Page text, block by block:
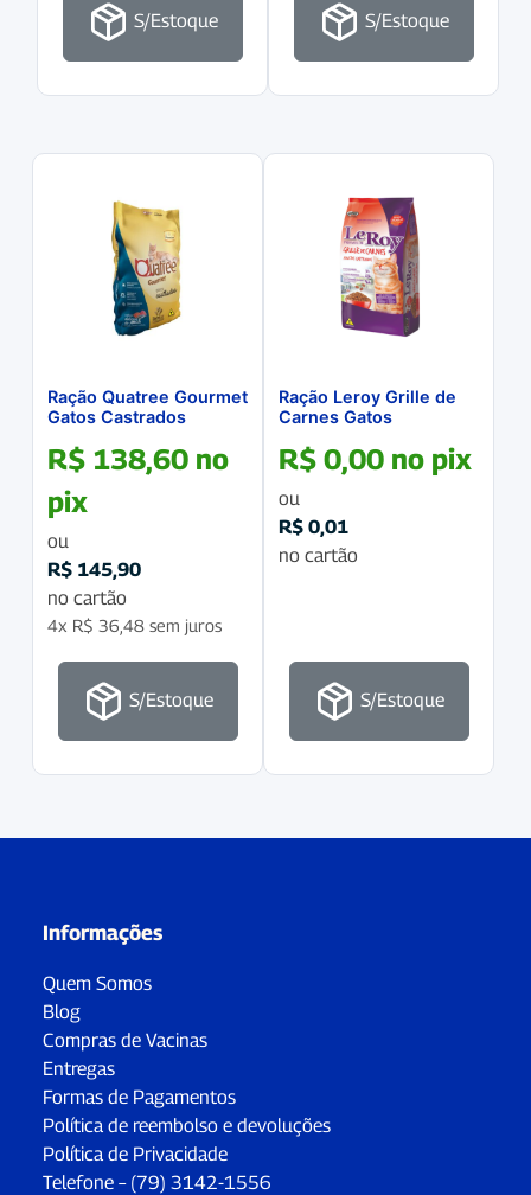
S/Estoque S/Estoque
Ração Quatree Gourmet
Gatos Castrados
10.1Kg
R$ 138,60 no
pix
ou
R$ 145,90
no cartão
4x R$ 36,48 sem juros
S/Estoque
Ração Leroy Grille de
Carnes Gatos
R$ 0,00 no pix
ou
R$ 0,01
no cartão
S/Estoque
Informações
Quem Somos
Blog
Compras de Vacinas
Entregas
Formas de Pagamentos
Política de reembolso e devoluções
Política de Privacidade
Telefone – (79) 3142-1556